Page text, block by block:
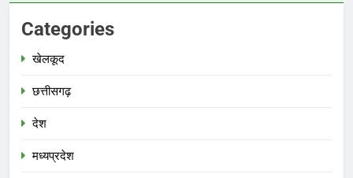
Categories
खेलकूद
छत्तीसगढ़
देश
मध्‍यप्रदेश